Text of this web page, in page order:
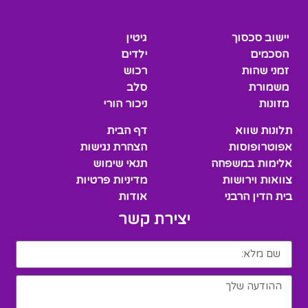
יישוב סכסוך
הסכמים
זמני שהות
משמורת
מזונות
גיטין
ילדים
רכוש
סלב
ניכור הורי
תלונות שווא
אפוטרופוסות
אלימות במשפחה
צוואות וירושות
בית הדין הרבני
דף הבית
הצהרת נגישות
תנאי שימוש
מדיניות פרטיות
אודות
יצירת קשר